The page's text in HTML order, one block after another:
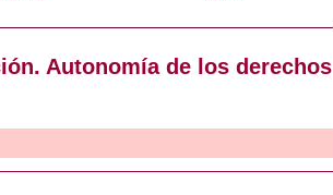
Autonomía de los derechos